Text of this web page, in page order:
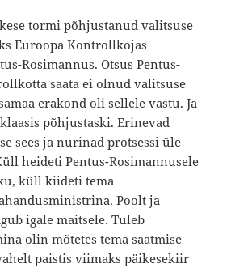
tormi põhjustanud valitsuse
Euroopa Kontrollkojas
Rosimannus. Otsus Pentus-
saata ei olnud valitsuse
erakond oli sellele vastu. Ja
põhjustaski. Erinevad
sees ja nurinad protsessi üle
heideti Pentus-Rosimannusele
küll kiideti tema
Poolt ja
igale maitsele. Tuleb
olin mõtetes tema saatmise
paistis viimaks päikesekiir